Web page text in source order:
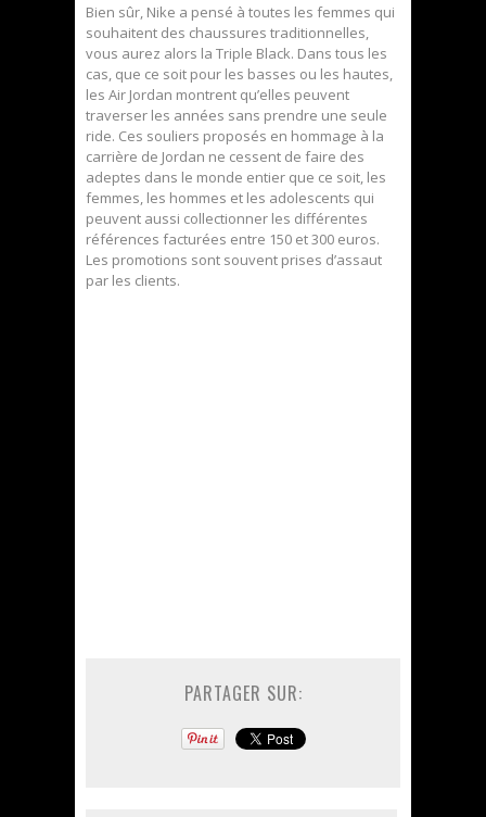
Bien sûr, Nike a pensé à toutes les femmes qui
souhaitent des chaussures traditionnelles,
vous aurez alors la Triple Black. Dans tous les
cas, que ce soit pour les basses ou les hautes,
les Air Jordan montrent qu’elles peuvent
traverser les années sans prendre une seule
ride. Ces souliers proposés en hommage à la
carrière de Jordan ne cessent de faire des
adeptes dans le monde entier que ce soit, les
femmes, les hommes et les adolescents qui
peuvent aussi collectionner les différentes
références facturées entre 150 et 300 euros.
Les promotions sont souvent prises d’assaut
par les clients.
PARTAGER SUR: